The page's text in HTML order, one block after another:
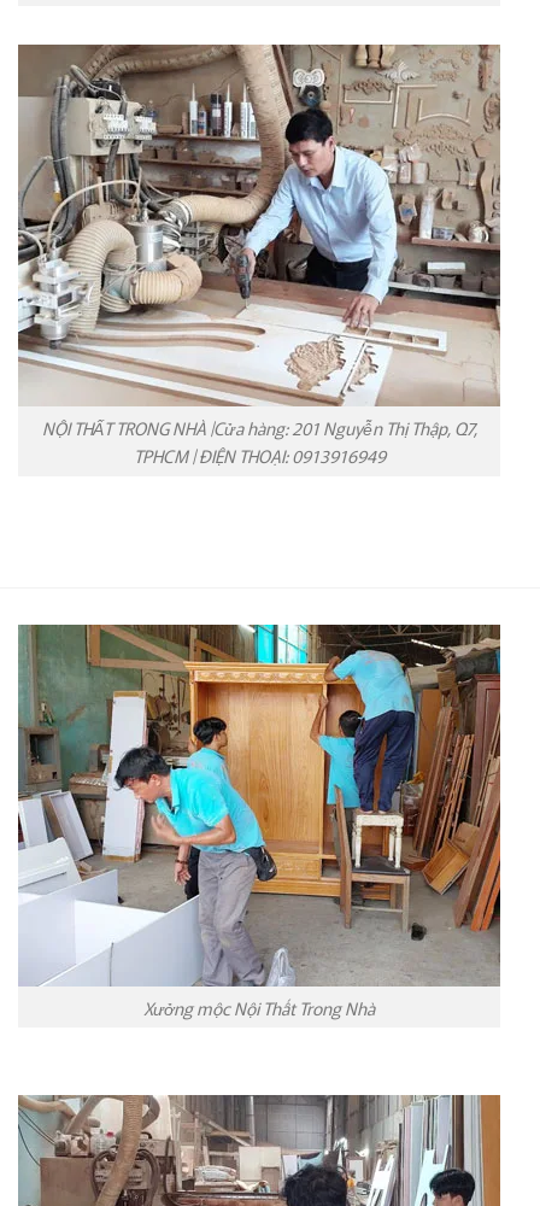
NỘI THẤT TRONG NHÀ |Cửa hàng: 201 Nguyễn Thị Thập, Q7,
TPHCM | ĐIỆN THOẠI: 0913916949
Xưởng mộc Nội Thất Trong Nhà